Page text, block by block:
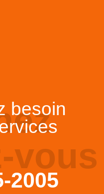
vous
besoin
2005